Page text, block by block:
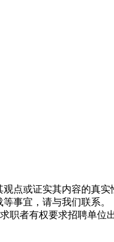
点或证实其内容的真
事宜，请与我们联系。
职者有权要求招聘单位